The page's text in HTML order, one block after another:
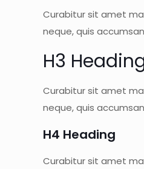
Curabitur sit amet
neque, quis
H3
Curabitur sit amet
neque, quis
H4 Heading
Curabitur sit amet